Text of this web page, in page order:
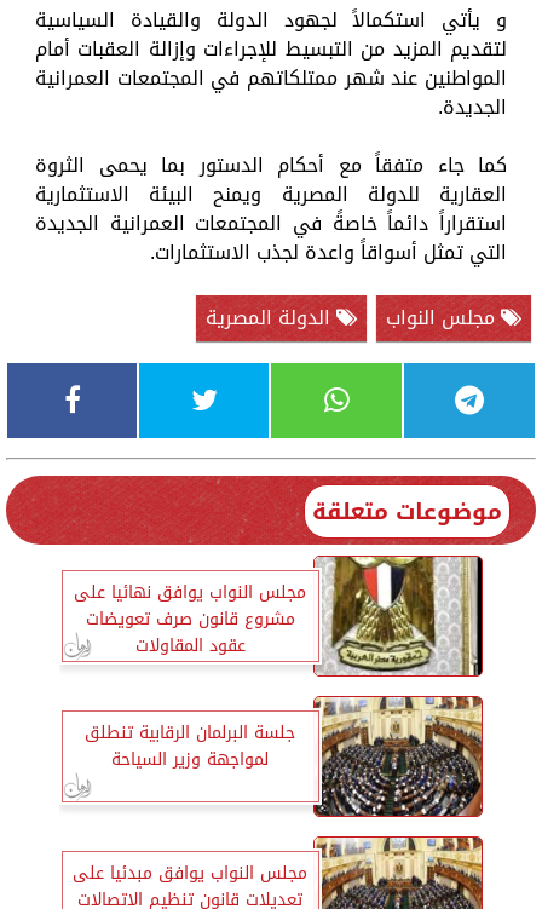
و يأتي استكمالاً لجهود الدولة والقيادة السياسية
لتقديم المزيد من التبسيط للإجراءات وإزالة العقبات أمام
المواطنين عند شهر ممتلكاتهم في المجتمعات العمرانية
الجديدة.
كما جاء متفقاً مع أحكام الدستور بما يحمى الثروة
العقارية للدولة المصرية ويمنح البيئة الاستثمارية
استقراراً دائماً خاصةً في المجتمعات العمرانية الجديدة
التي تمثل أسواقاً واعدة لجذب الاستثمارات.
مجلس النواب
الدولة المصرية
موضوعات متعلقة
مجلس النواب يوافق نهائيا على
مشروع قانون صرف تعويضات
عقود المقاولات
جلسة البرلمان الرقابية تنطلق
لمواجهة وزير السياحة
مجلس النواب يوافق مبدئيا على
تعديلات قانون تنظيم الاتصالات